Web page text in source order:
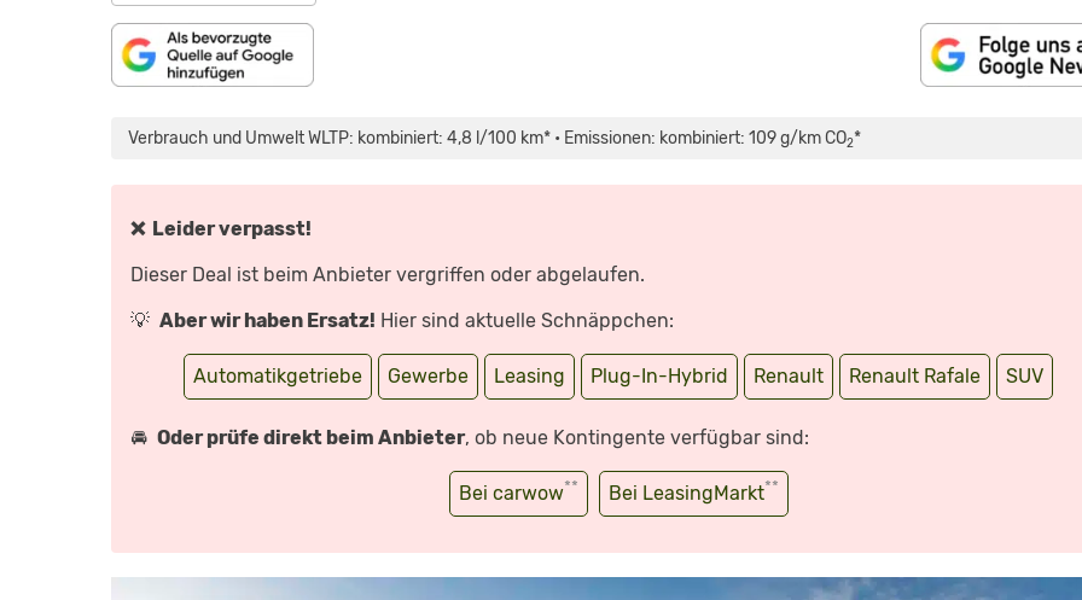
Verbrauch und Umwelt WLTP: kombiniert: 4,8 l/100 km* • Emissionen: kombiniert: 109 g/km CO2*
❌ Leider verpasst!
Dieser Deal ist beim Anbieter vergriffen oder abgelaufen.
💡 Aber wir haben Ersatz! Hier sind aktuelle Schnäppchen:
Automatikgetriebe Gewerbe Leasing Plug-In-Hybrid Renault Renault Rafale SUV
🚘 Oder prüfe direkt beim Anbieter, ob neue Kontingente verfügbar sind:
Bei carwow** Bei LeasingMarkt**
TEST
MACAN
FRANKREICH
HYBRID“